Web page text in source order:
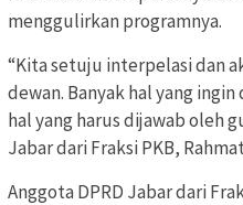
menggulirkan programnya.
“Kita setuju interpelasi dan
dewan. Banyak hal yang
hal yang harus dijawab oleh
Jabar dari Fraksi PKB,
Anggota DPRD Jabar dari